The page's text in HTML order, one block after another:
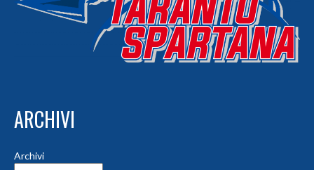
ARCHIVI
Archivi